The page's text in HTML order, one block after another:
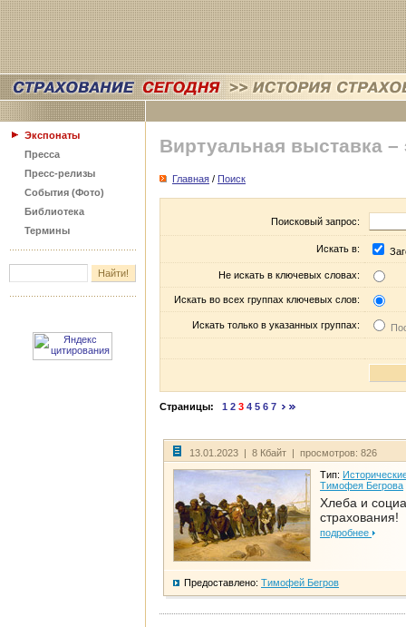
Экспонаты
Пресса
Пресс-релизы
События (Фото)
Библиотека
Термины
Виртуальная выставка –
Главная / Поиск
Поисковый запрос:
Искать в:
Не искать в ключевых словах:
Искать во всех группах ключевых слов:
Искать только в указанных группах:
Страницы: 1 2 3 4 5 6 7
13.01.2023 | 8 Кбайт | просмотров: 826
Тип:
Тимофея Бегрова
Хлеба и
страхования!
подробнее
Предоставлено: Тимофей Бегров